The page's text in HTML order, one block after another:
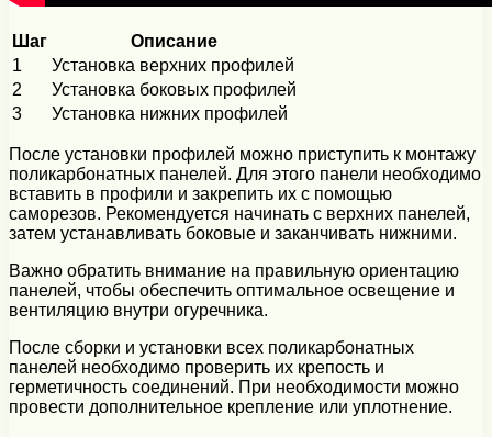
Шаг
Описание
1
Установка верхних профилей
2
Установка боковых профилей
3
Установка нижних профилей
После установки профилей можно приступить к монтажу
поликарбонатных панелей. Для этого панели необходимо
вставить в профили и закрепить их с помощью
саморезов. Рекомендуется начинать с верхних панелей,
затем устанавливать боковые и заканчивать нижними.
Важно обратить внимание на правильную ориентацию
панелей, чтобы обеспечить оптимальное освещение и
вентиляцию внутри огуречника.
После сборки и установки всех поликарбонатных
панелей необходимо проверить их крепость и
герметичность соединений. При необходимости можно
провести дополнительное крепление или уплотнение.